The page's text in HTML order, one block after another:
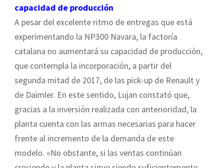
capacidad de producción
A pesar del excelente ritmo de entregas que está
experimentando la NP300 Navara, la factoría
catalana no aumentará su capacidad de producción,
que contempla la incorporación, a partir del
segunda mitad de 2017, de las pick-up de Renault y
de Daimler. En este sentido, Lujan constató que,
gracias a la inversión realizada con anterioridad, la
planta cuenta con las armas necesarias para hacer
frente al incremento de la demanda de este
modelo. «No obstante, si las ventas continúan